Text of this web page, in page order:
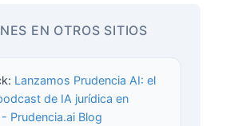
EN OTROS SITIOS
Lanzamos Prudencia AI: el
de IA jurídica en
Prudencia.ai Blog